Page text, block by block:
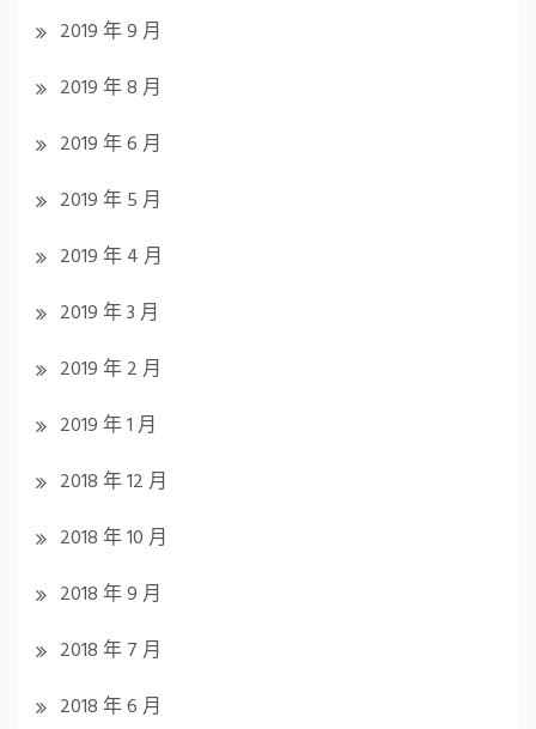
2019 年 9 月
2019 年 8 月
2019 年 6 月
2019 年 5 月
2019 年 4 月
2019 年 3 月
2019 年 2 月
2019 年 1 月
2018 年 12 月
2018 年 10 月
2018 年 9 月
2018 年 7 月
2018 年 6 月